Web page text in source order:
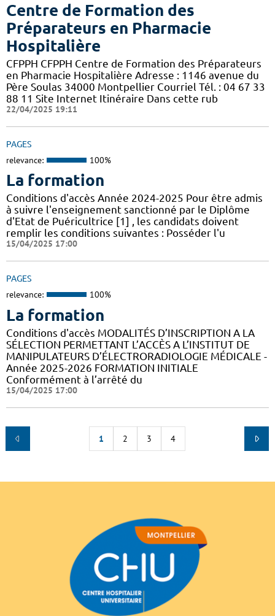
Centre de Formation des
Préparateurs en Pharmacie
Hospitalière
CFPPH CFPPH Centre de Formation des Préparateurs
en Pharmacie Hospitalière Adresse : 1146 avenue du
Père Soulas 34000 Montpellier Courriel Tél. : 04 67 33
88 11 Site Internet Itinéraire Dans cette rub
22/04/2025 19:11
PAGES
relevance: 100%
La formation
Conditions d'accès Année 2024-2025 Pour être admis
à suivre l'enseignement sanctionné par le Diplôme
d'Etat de Puéricultrice [1] , les candidats doivent
remplir les conditions suivantes : Posséder l'u
15/04/2025 17:00
PAGES
relevance: 100%
La formation
Conditions d'accès MODALITÉS D’INSCRIPTION A LA
SÉLECTION PERMETTANT L’ACCÈS A L’INSTITUT DE
MANIPULATEURS D’ÉLECTRORADIOLOGIE MÉDICALE -
Année 2025-2026 FORMATION INITIALE
Conformément à l’arrêté du
15/04/2025 17:00
1 2 3 4